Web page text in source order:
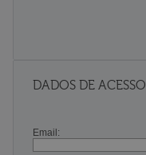
DADOS DE ACESSO
Email: